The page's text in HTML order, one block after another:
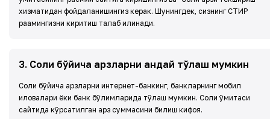
хизматидан фойдаланишингиз керак. Шунингдек, сизнинг СТИР
рақамингизни киритиш талаб қилинади.
3. Солиқ бўйича қарзларни қандай тўлаш мумкин
Солиқ бўйича қарзларни интернет-банкинг, банкларнинг мобил
иловалари ёки банк бўлимларида тўлаш мумкин. Солиқ қўмитаси
сайтида кўрсатилган қарз суммасини билиш кифоя.